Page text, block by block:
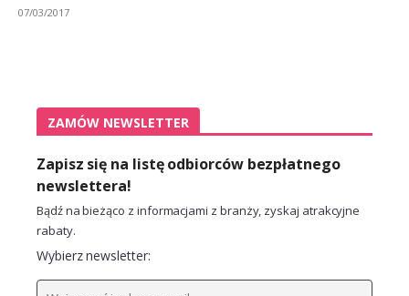
07/03/2017
ZAMÓW NEWSLETTER
Zapisz się na listę odbiorców bezpłatnego
newslettera!
Bądź na bieżąco z informacjami z branży, zyskaj atrakcyjne
rabaty.
Wybierz newsletter: